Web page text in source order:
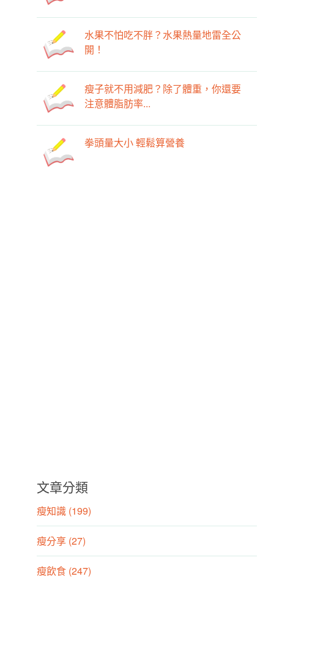
水果不怕吃不胖？水果熱量地雷全公
開！
瘦子就不用減肥？除了體重，你還要
注意體脂肪率...
拳頭量大小 輕鬆算營養
文章分類
瘦知識 (199)
瘦分享 (27)
瘦飲食 (247)